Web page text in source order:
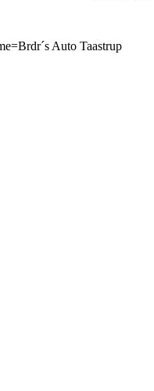
Auto Taastrup